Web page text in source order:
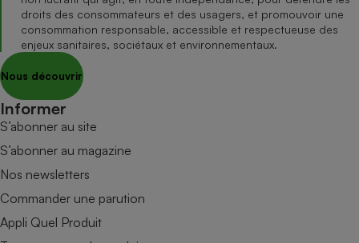
droits des consommateurs et des usagers, et promouvoir une
consommation responsable, accessible et respectueuse des
enjeux sanitaires, sociétaux et environnementaux.
Nous découvrir
Informer
S’abonner au site
S’abonner au magazine
Nos newsletters
Commander une parution
Appli Quel Produit